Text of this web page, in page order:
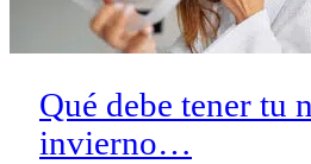
Qué debe tener tu
invierno…